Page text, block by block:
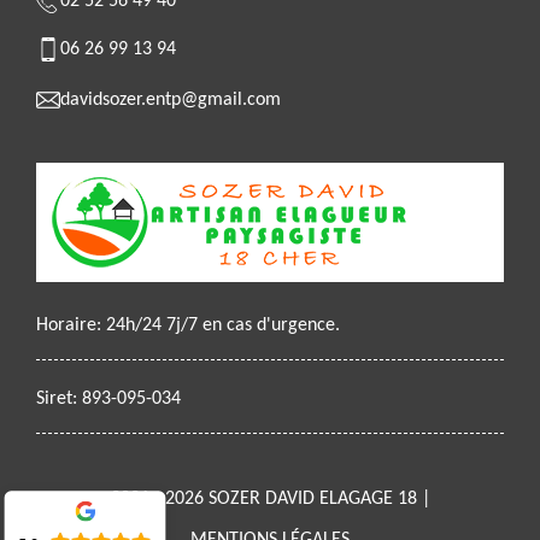
06 26 99 13 94
davidsozer.entp@gmail.com
Horaire: 24h/24 7j/7 en cas d'urgence.
Siret: 893-095-034
2021 - 2026 SOZER DAVID ELAGAGE 18 |